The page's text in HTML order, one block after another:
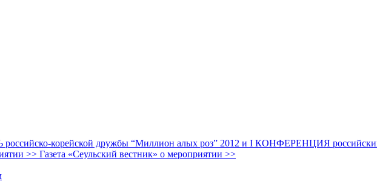
корейской дружбы “Миллион алых роз” 2012 и I КОНФЕРЕНЦИЯ российских
>> Газета «Сеульский вестник» о мероприятии >>